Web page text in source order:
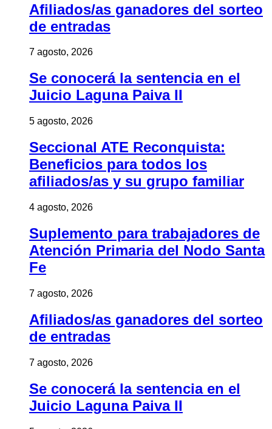
Afiliados/as ganadores del sorteo
de entradas
7 agosto, 2026
Se conocerá la sentencia en el
Juicio Laguna Paiva II
5 agosto, 2026
Seccional ATE Reconquista:
Beneficios para todos los
afiliados/as y su grupo familiar
4 agosto, 2026
Suplemento para trabajadores de
Atención Primaria del Nodo Santa
Fe
7 agosto, 2026
Afiliados/as ganadores del sorteo
de entradas
7 agosto, 2026
Se conocerá la sentencia en el
Juicio Laguna Paiva II